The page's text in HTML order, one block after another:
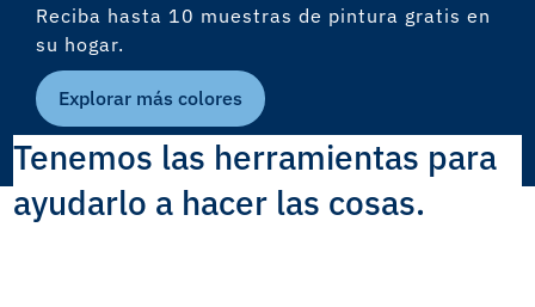
Reciba hasta 10 muestras de pintura gratis en
su hogar.
Explorar más colores
Tenemos las herramientas para
ayudarlo a hacer las cosas.